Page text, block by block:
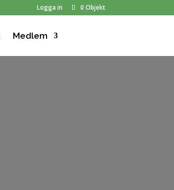
Logga in 0 Objekt
Medlem